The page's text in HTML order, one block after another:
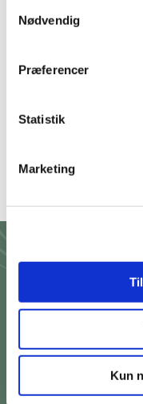
Nødvendig
Præferencer
Statistik
Marketing
Kun
Lær mere om